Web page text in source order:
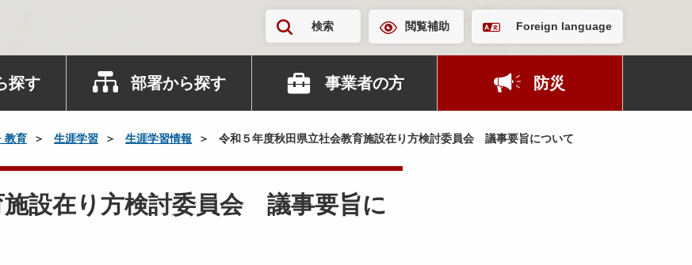
検索 閲覧補助 Foreign language
探す 部署から探す 事業者の方 防災
教育 生涯学習 生涯学習情報 令和５年度秋田県立社会教育施設在り方検討委員会 議事要旨について
施設在り方検討委員会 議事要旨に